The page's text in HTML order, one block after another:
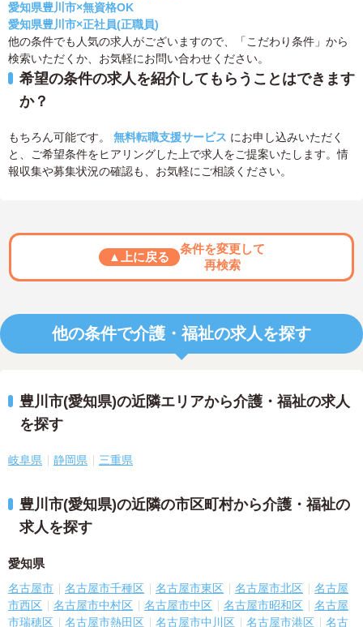
愛知県豊川市×無資格OK
愛知県豊川市×正社員(正職員)
他の条件でも人気の求人がございますので、「こだわり条件」から
検索いただくか、お気軽にお問い合わせください。
希望の条件の求人を紹介してもらうことはできます
か？
もちろん可能です。 無料転職支援サービス にお申し込みいただく
と、ご希望条件をヒアリングした上で求人をご提案いたします。情
報収集や募集状況の確認も、お気軽にご相談ください。
▲上に戻る
条件を変更して
再検索
他の条件で介護・福祉の求人を探す
豊川市(愛知県)の近隣エリアから介護・福祉の求人
を探す
岐阜県 静岡県 三重県
豊川市(愛知県)の近隣の市区町村から介護・福祉の
求人を探す
愛知県
名古屋市 名古屋市千種区 名古屋市東区 名古屋市北区
名古屋
市西区
名古屋市中村区 名古屋市中区 名古屋市昭和区
名古屋
市瑞穂区
名古屋市熱田区 名古屋市中川区 名古屋市港区 名古